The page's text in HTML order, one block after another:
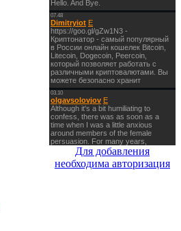
Для добавления
необходима авторизация